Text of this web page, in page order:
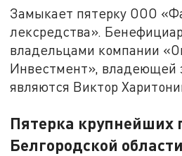
Замыкает пятерку ООО
лексредства».
владельцами компании
Инвестмент», владеющей
являются Виктор
Пятерка крупнейших
Белгородской области